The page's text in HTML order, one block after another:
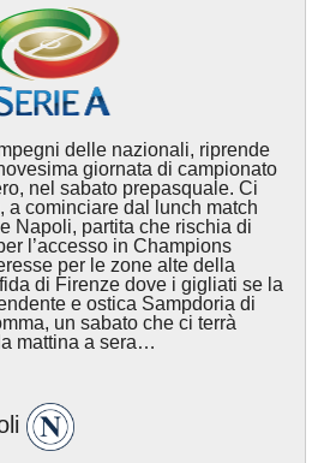
delle nazionali, riprende
giornata di campionato
nel sabato prepasquale. Ci
a cominciare dal lunch match
Napoli, partita che rischia di
l’accesso in Champions
per le zone alte della
di Firenze dove i gigliati se la
e ostica Sampdoria di
un sabato che ci terrà
mattina a sera…